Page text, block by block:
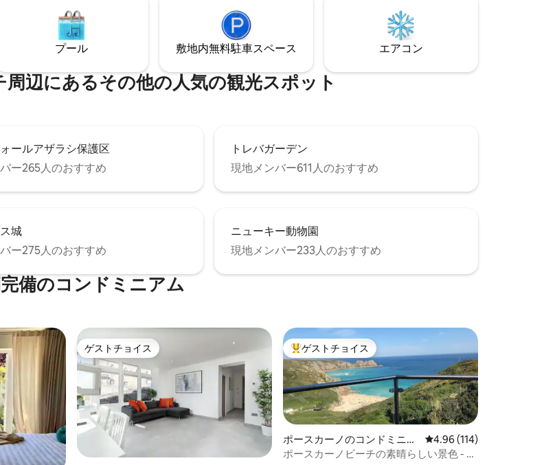
ださい。
コクリーニ
茶、コーヒ
びいただけ
の設備が
駐車場。
ワーがあります。 バーベキューが利用で
き、プライベートガーデンでリラックス
してくつろぐことができます...夕日を眺め
ましょう。現実の生活を忘れてくつろげ
フビーチからわずか0.5マイルです。 湾の
向こうにセントアイブスがあり、コーン
ウォールの田舎の中心部で平和と静けさ
を楽しめます。
プール 敷地内無料駐⁠車ス⁠ペ⁠ー⁠ス エアコン
辺⁠に⁠あ⁠るそ⁠の⁠他⁠の人⁠気⁠の観⁠光⁠ス⁠ポ⁠ッ⁠ト
ールアザラシ保護区
ー265人のおすすめ
トレバガーデン
現地メンバー611人のおすすめ
城
ー275人のおすすめ
ニューキー動物園
現地メンバー233人のおすすめ
備のコンドミニアム
。 ゲストチョイス
ゲストチョイス 大好評のゲストチョイスです。
ゲストチョイス
ポースカーノのコンドミニア
ム
レビュー114件、5つ
4.96 (114)
ポースカーノビーチの素晴らしい景色 - 6